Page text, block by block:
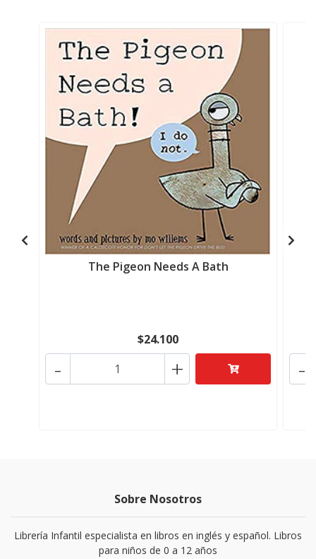
The Pigeon Needs A Bath
$24.100
+
- -
Sobre Nosotros
Librería Infantil especialista en libros en inglés y español. Libros
para niños de 0 a 12 años